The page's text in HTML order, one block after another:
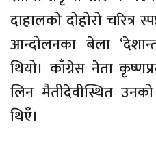
दाहालको दोहोरो चरित्र
आन्दोलनका बेला
थियो। काँग्रेस नेता
लिन मैतीदेवीस्थित
थिएँ।